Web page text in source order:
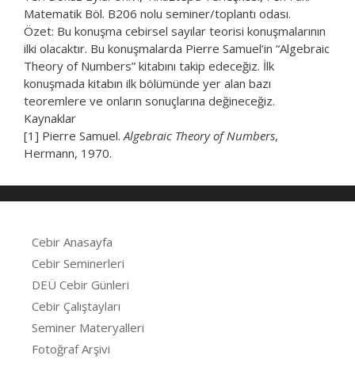
Matematik Böl. B206 nolu seminer/toplantı odası.
Özet: Bu konuşma cebirsel sayılar teorisi konuşmalarının
ilki olacaktır. Bu konuşmalarda Pierre Samuel’in “Algebraic
Theory of Numbers” kitabını takip edeceğiz. İlk
konuşmada kitabın ilk bölümünde yer alan bazı
teoremlere ve onların sonuçlarına değineceğiz.
Kaynaklar
[1] Pierre Samuel.Algebraic Theory of Numbers,
Hermann, 1970.
Cebir Anasayfa
Cebir Seminerleri
DEÜ Cebir Günleri
Cebir Çalıştayları
Seminer Materyalleri
Fotoğraf Arşivi